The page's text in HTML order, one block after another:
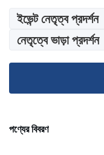
ইভেন্ট নেতৃত্ব প্রদর্শন
নেতৃত্বে ভাড়া প্রদর্শন
পণ্যের বিবরণ